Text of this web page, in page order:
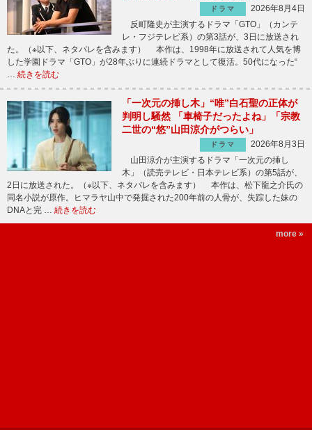
ドラマ
2026年8月4日
反町隆史が主演するドラマ「GTO」（カンテ
レ・フジテレビ系）の第3話が、3日に放送され
た。（※以下、ネタバレを含みます） 本作は、1998年に放送されて人気を博
した学園ドラマ「GTO」が28年ぶりに連続ドラマとして復活。50代になった“
続きを読む
「一次元の挿し木」“唯”白石聖の正体が
判明し騒然 「車椅子だったよね」「宗教
二世の“悠”山田涼介がつらい」
ドラマ
2026年8月3日
山田涼介が主演するドラマ「一次元の挿し
木」（読売テレビ・日本テレビ系）の第5話が、
2日に放送された。（※以下、ネタバレを含みます） 本作は、松下龍之介氏の
同名小説が原作。ヒマラヤ山中で発掘された200年前の人骨が、失踪した妹の
DNAと完 … 続きを読む
more »